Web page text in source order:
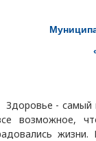
Здоровье - самый
возможное,